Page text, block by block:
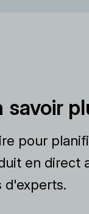
savoir
pour
en direct
d'experts.